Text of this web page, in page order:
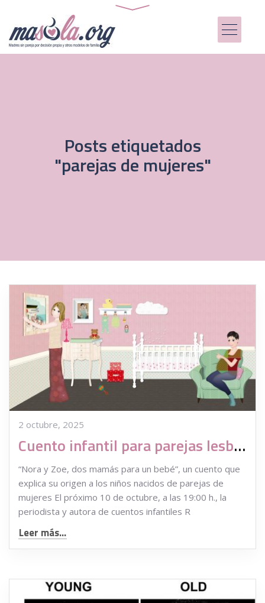
Posts etiquetados
"parejas de mujeres"
2 octubre, 2025
Cuento infantil para parejas lesbianas que recurren a la reproducción asistida
“Nora y Zoe, dos mamás para un bebé”, un cuento que
explica su origen a los niños nacidos de parejas de
mujeres El próximo 10 de octubre, a las 19:00 h., la
periodista y autora de cuentos infantiles R
Leer más...